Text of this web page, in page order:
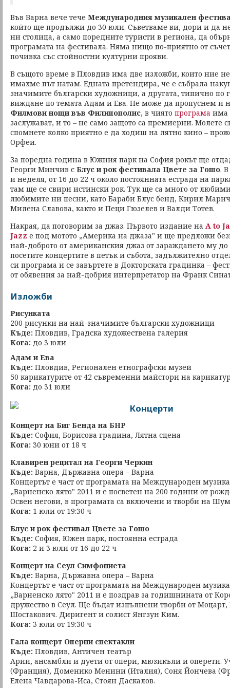
Във Варна вече тече Международния музикален
който ще продължи до 30 юли. Съветваме ви, дори и да
ни столица, а само поредните туристи в региона, да
програмата на фестивала. Няма нищо по-приятно от
почивка със стойностни културни прояви.
В същото време в Пловдив има две изложби, които ние
имахме път натам. Едната претендира, че е събрала
значимите български художници, а другата, типично по
виждане по темата Адам и Ева. Не може да пропуснем и
Филмови нощи във Филипополис, в чиято програма има
заслужават, и то – не само защото са премиерни. Молете
спомнете колко приятно е да ходиш на лятно кино –
Орфей.
За поредна година в Южния парк на София рокът ще
Георги Минчив с Блус и рок фестивала Цвете за Гошо.
и неделя, от 16 до 22 ч около постоянната естрада на
там ще се свири истински рок. Тук ще са много от
любимите ни песни, като Бараби Блус бенд, Кирил
Милена Славова, както и Пеци Гюзелев и Валди Тотев.
Накрая, да поговорим за джаз. Първото издание на A to
Jazz е под мотото „Америка на джаза" и ще предложи
най-доброто от американския джаз от зараждането му
посетите концертите в петък и събота, задължително
си програма и се завъртете в Докторската градинка –
от обявения за най-добрия интерпретатор на Франк
Изложби
Рисунката
200 рисунки на най-значимите български художници
Къде: Пловдив, Градска художествена галерия
Кога: до 3 юли
Адам и Ева
Къде: Пловдив, Регионален етнографски музей
50 карикатурите от 42 съвременни майстори на
Кога: до 31 юли
Концерти
Концерт на Биг Бенда на БНР
Къде: София, Борисова градина, Лятна сцена
Кога: 30 юни от 18 ч
Клавирен рецитал на Георги Черкин
Къде: Варна, Държавна опера – Варна
Концертът е част от програмата на Международен
„Варненско лято" 2011 и е посветен на 200 години от
Освен негови, в програмата са включени и творби на
Кога: 1 юли от 19:30 ч
Блус и рок фестивал Цвете за Гошо
Къде: София, Южен парк, постоянна естрада
Кога: 2 и 3 юли от 16 до 22 ч
Концерт на Сеул Симфониета
Къде: Варна, Държавна опера – Варна
Концертът е част от програмата на Международен
„Варненско лято" 2011 и е поздрав за годишнината от
дружество в Сеул. Ще бъдат изпълнени творби от
Шостакович. Диригент и солист Янгзун Ким.
Кога: 3 юли от 19:30 ч
Гала концерт Оперни спектакли
Къде: Пловдив, Античен театър
Арии, ансамбли и дуети от опери, мюзикъли и оперети.
(Франция), Доменико Менини (Италия), Соня Йончева
Елена Чавдарова-Иса, Стоян Даскалов.